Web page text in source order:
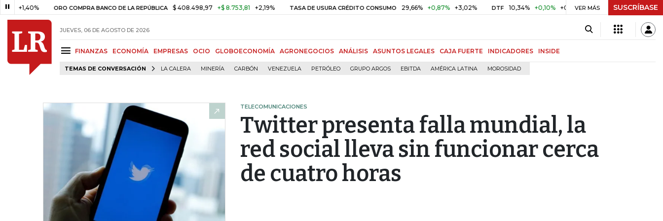
ORO COMPRA BANCO DE LA REPÚBLICA $ 408.498,97 +$ 8.753,81 +2,19% TASA DE USURA CRÉDITO CONSUMO 29,66% +0,87% +3,02% DTF 10,34% +0,10% +0,98% UVR $ 416,86 +$ 0,05
VER MÁS SUSCRÍBASE
JUEVES, 06 DE AGOSTO DE 2026
FINANZAS ECONOMÍA EMPRESAS OCIO GLOBOECONOMÍA AGRONEGOCIOS ANÁLISIS ASUNTOS LEGALES CAJA FUERTE INDICADORES INSIDE
TEMAS DE CONVERSACIÓN LA CALERA MINERÍA CARBÓN VENEZUELA PETRÓLEO GRUPO ARGOS EBITDA AMÉRICA LATINA MOROSIDAD
TELECOMUNICACIONES
Twitter presenta falla mundial, la
red social lleva sin funcionar cerca
de cuatro horas